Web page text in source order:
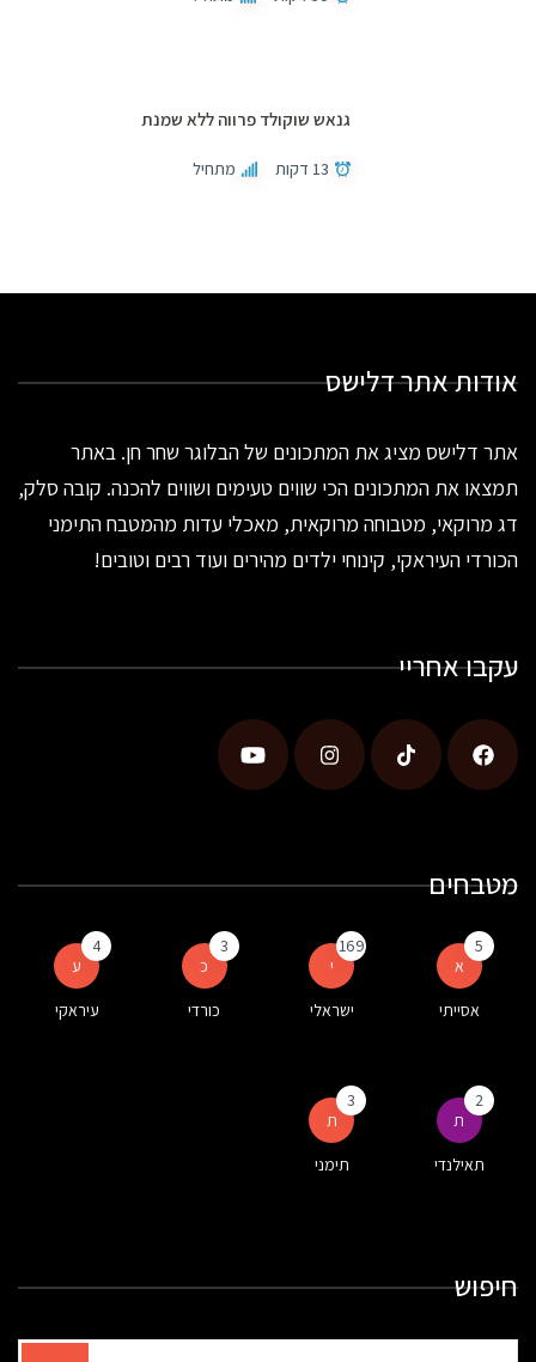
גנאש שוקולד פרווה ללא שמנת
13 דקות מתחיל
אודות אתר דלישס
אתר דלישס מציג את המתכונים של הבלוגר שחר חן. באתר
תמצאו את המתכונים הכי שווים טעימים ושווים להכנה. קובה סלק,
דג מרוקאי, מטבוחה מרוקאית, מאכלי עדות מהמטבח התימני
הכורדי העיראקי, קינוחי ילדים מהירים ועוד רבים וטובים!
עקבו אחריי
מטבחים
א
5
אסייתי
י
169
ישראלי
כ
3
כורדי
ע
4
עיראקי
ת
2
תאילנדי
ת
3
תימני
חיפוש